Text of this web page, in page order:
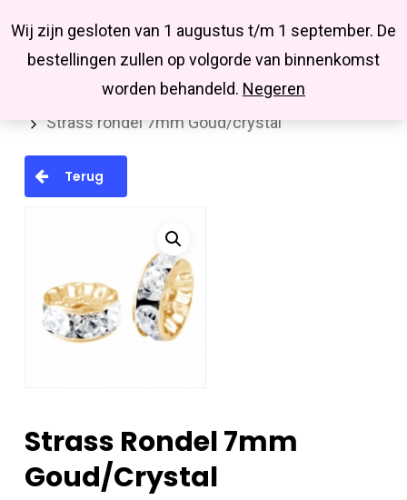
Wij zijn gesloten van 1 augustus t/m 1 september. De
bestellingen zullen op volgorde van binnenkomst
worden behandeld. Negeren
main
Missbluesieraden
searchaccount
Kralen en kralenmixen
Strasskralen
Strass rondel 7mm Goud/crystal
Terug
Strass Rondel 7mm
Goud/crystal
Close